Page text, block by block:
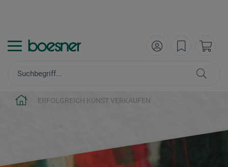
ERFOLGREICH KUNST VERKAUFEN